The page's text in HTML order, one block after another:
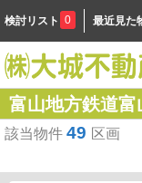
検討リスト 0 最近見た
富山地方鉄道
該当物件 49 区画